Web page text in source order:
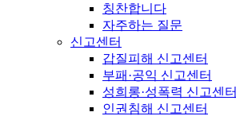
칭찬합니다
자주하는 질문
신고센터
갑질피해 신고센터
부패·공익 신고센터
성희롱·성폭력 신고센터
인권침해 신고센터